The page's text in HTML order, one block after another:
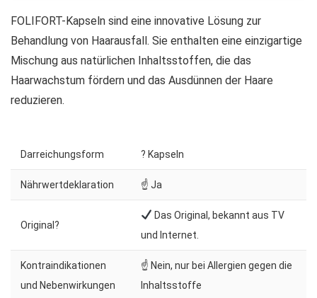
FOLIFORT-Kapseln sind eine innovative Lösung zur
Behandlung von Haarausfall. Sie enthalten eine einzigartige
Mischung aus natürlichen Inhaltsstoffen, die das
Haarwachstum fördern und das Ausdünnen der Haare
reduzieren.
Darreichungsform ? Kapseln
Nährwertdeklaration ☝ Ja
Original?
Das Original, bekannt aus TV
und Internet.
Kontraindikationen
und Nebenwirkungen
☝ Nein, nur bei Allergien gegen die
Inhaltsstoffe